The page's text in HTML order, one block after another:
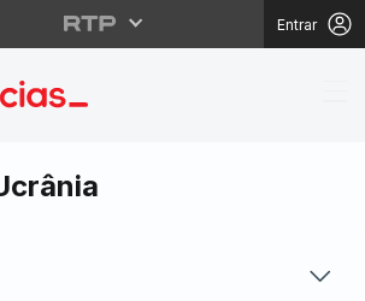
Entrar
Roménia.